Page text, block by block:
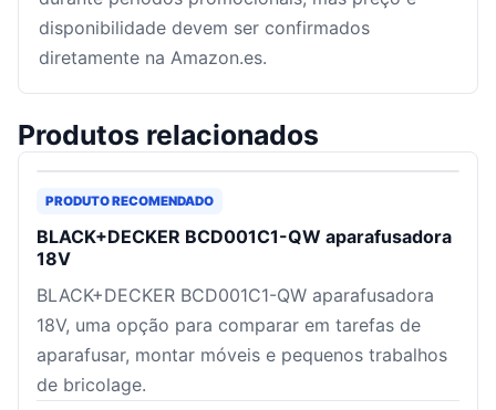
disponibilidade devem ser confirmados
diretamente na Amazon.es.
Produtos relacionados
PRODUTO RECOMENDADO
BLACK+DECKER BCD001C1-QW aparafusadora
18V
BLACK+DECKER BCD001C1-QW aparafusadora
18V, uma opção para comparar em tarefas de
aparafusar, montar móveis e pequenos trabalhos
de bricolage.